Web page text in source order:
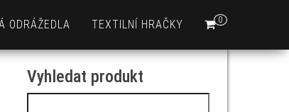
0
ODRÁŽEDLA TEXTILNÍ HRAČKY
Vyhledat produkt